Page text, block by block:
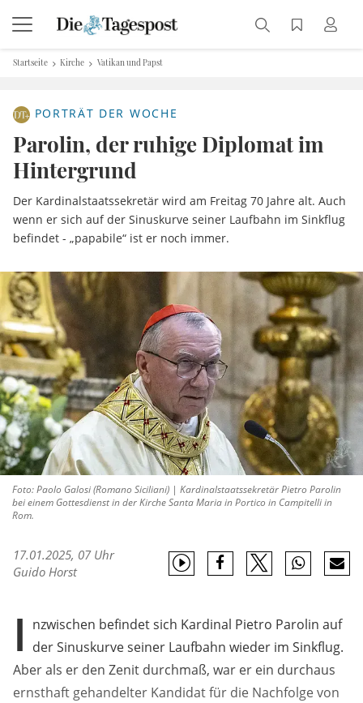
Startseite Kirche Vatikan und Papst
PORTRÄT DER WOCHE
Parolin, der ruhige Diplomat im
Hintergrund
Der Kardinalstaatssekretär wird am Freitag 70 Jahre alt. Auch
wenn er sich auf der Sinuskurve seiner Laufbahn im Sinkflug
befindet - „papabile“ ist er noch immer.
Foto: Paolo Galosi (Romano Siciliani) | Kardinalstaatssekretär Pietro Parolin
bei einem Gottesdienst in der Kirche Santa Maria in Portico in Campitelli in
Rom.
17.01.2025, 07 Uhr
Guido Horst
I nzwischen befindet sich Kardinal Pietro Parolin auf
der Sinuskurve seiner Laufbahn wieder im Sinkflug.
Aber als er den Zenit durchmaß, war er ein durchaus
ernsthaft gehandelter Kandidat für die Nachfolge von